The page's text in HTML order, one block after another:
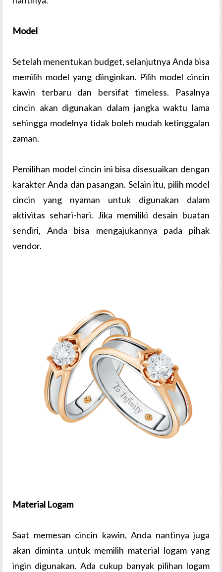
Model
Setelah menentukan budget, selanjutnya Anda bisa
memilih model yang diinginkan. Pilih model cincin
kawin terbaru dan bersifat timeless. Pasalnya
cincin akan digunakan dalam jangka waktu lama
sehingga modelnya tidak boleh mudah ketinggalan
zaman.
Pemilihan model cincin ini bisa disesuaikan dengan
karakter Anda dan pasangan. Selain itu, pilih model
cincin yang nyaman untuk digunakan dalam
aktivitas sehari-hari. Jika memiliki desain buatan
sendiri, Anda bisa mengajukannya pada pihak
vendor.
Material Logam
Saat memesan cincin kawin, Anda nantinya juga
akan diminta untuk memilih material logam yang
ingin digunakan. Ada cukup banyak pilihan logam